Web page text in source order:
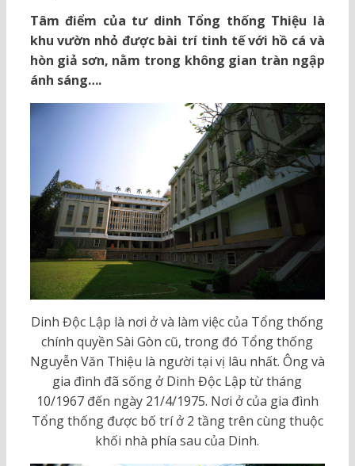
Tâm điểm của tư dinh Tổng thống Thiệu là
khu vườn nhỏ được bài trí tinh tế với hồ cá và
hòn giả sơn, nằm trong không gian tràn ngập
ánh sáng….
Dinh Độc Lập là nơi ở và làm việc của Tổng thống
chính quyền Sài Gòn cũ, trong đó Tổng thống
Nguyễn Văn Thiệu là người tại vị lâu nhất. Ông và
gia đình đã sống ở Dinh Độc Lập từ tháng
10/1967 đến ngày 21/4/1975. Nơi ở của gia đình
Tổng thống được bố trí ở 2 tầng trên cùng thuộc
khối nhà phía sau của Dinh.